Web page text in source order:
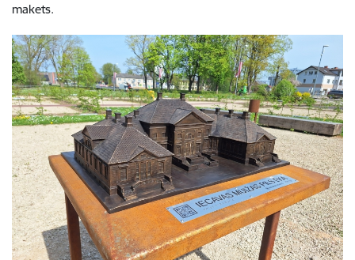
makets.